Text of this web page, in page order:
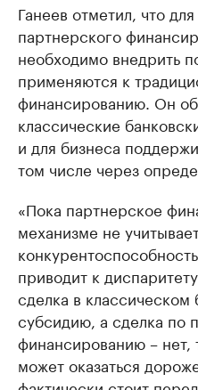
Ганеев отметил, что
партнерского
необходимо внедрить
применяются к
финансированию. Он
классические
и для бизнеса
том числе через
«Пока партнерское
механизме не
приводит к
сделка в классическом
субсидию, а сделка по
финансированию – нет,
может оказаться